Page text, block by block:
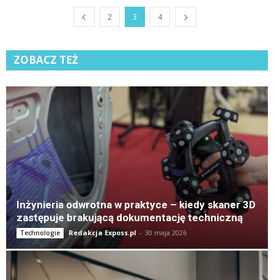
2 3 4
ZOBACZ TEŻ
Inżynieria odwrotna w praktyce – kiedy skaner 3D
zastępuje brakującą dokumentację techniczną
Technologie Redakcja Exposs.pl - 30 maja 2026